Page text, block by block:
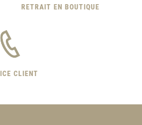
RETRAIT EN BOUTIQUE
CLIENT